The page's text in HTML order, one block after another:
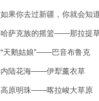
如果你去过新疆，你就会知
哈萨克族的摇篮——那拉提
“天鹅姑娘”——巴音布鲁克
内陆花海——伊犁薰衣草
高原明珠——喀拉峻大草原